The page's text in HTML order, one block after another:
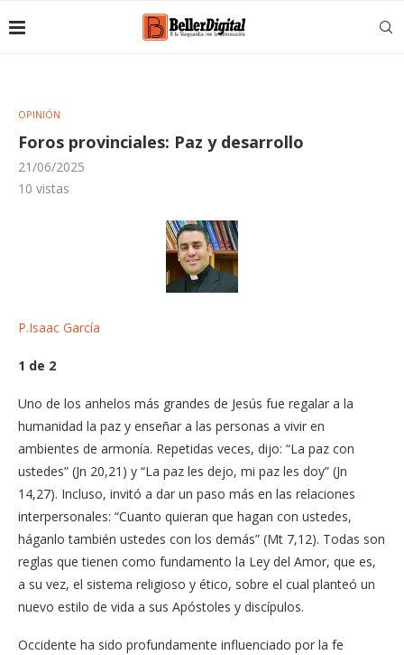
OPINIÓN
Foros provinciales: Paz y desarrollo
21/06/2025
10 vistas
P.Isaac García
1 de 2
Uno de los anhelos más grandes de Jesús fue regalar a la
humanidad la paz y enseñar a las personas a vivir en
ambientes de armonía. Repetidas veces, dijo: “La paz con
ustedes” (Jn 20,21) y “La paz les dejo, mi paz les doy” (Jn
14,27). Incluso, invitó a dar un paso más en las relaciones
interpersonales: “Cuanto quieran que hagan con ustedes,
háganlo también ustedes con los demás” (Mt 7,12). Todas son
reglas que tienen como fundamento la Ley del Amor, que es,
a su vez, el sistema religioso y ético, sobre el cual planteó un
nuevo estilo de vida a sus Apóstoles y discípulos.
Occidente ha sido profundamente influenciado por la fe